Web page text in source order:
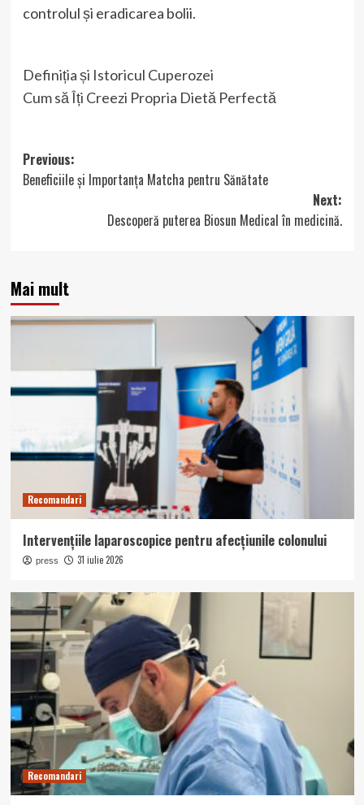
controlul și eradicarea bolii.
Definiția și Istoricul Cuperozei
Cum să Îți Creezi Propria Dietă Perfectă
Post
navigation
Previous:
Beneficiile și Importanța Matcha pentru Sănătate
Next:
Descoperă puterea Biosun Medical în medicină.
Mai mult
Recomandari
Intervențiile laparoscopice pentru afecțiunile colonului
press 31 iulie 2026
Recomandari